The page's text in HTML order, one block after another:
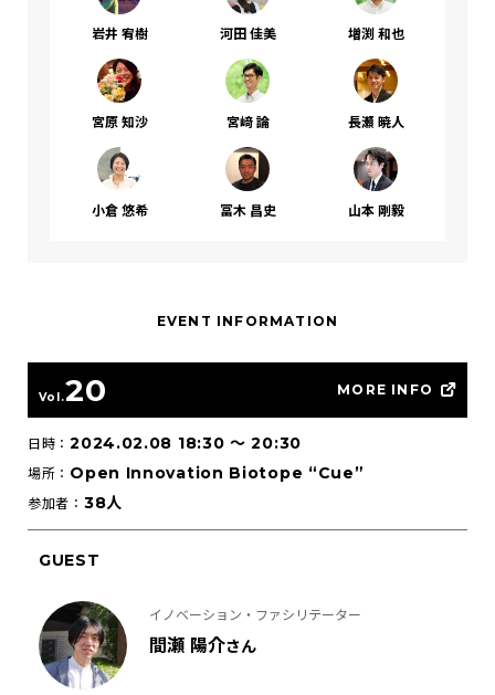
岩井 宥樹 河田 佳美 増渕 和也
宮原 知沙 宮﨑 論 長瀬 暁人
小倉 悠希 冨木 昌史 山本 剛毅
EVENT INFORMATION
Vol.20 MORE INFO
日時：2024.02.08 18:30〜 20:30
場所： Open Innovation Biotope “Cue”
参加者： 38人
GUEST
イノベーション・ファシリテーター
間瀬 陽介さん